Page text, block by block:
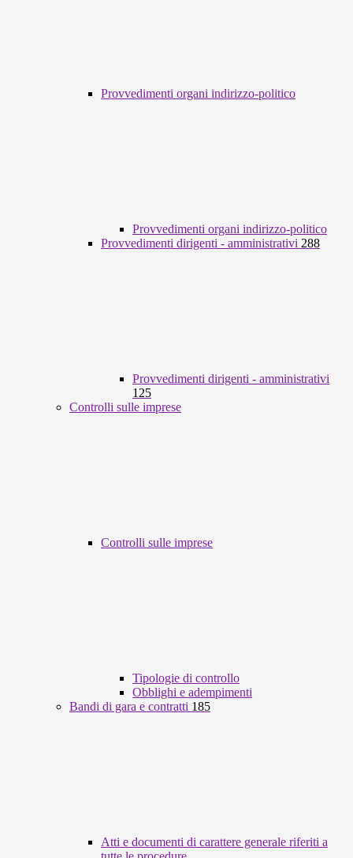
Provvedimenti organi indirizzo-politico
Provvedimenti organi indirizzo-politico
Provvedimenti dirigenti - amministrativi 288
Provvedimenti dirigenti - amministrativi
125
Controlli sulle imprese
Controlli sulle imprese
Tipologie di controllo
Obblighi e adempimenti
Bandi di gara e contratti 185
Atti e documenti di carattere generale riferiti a